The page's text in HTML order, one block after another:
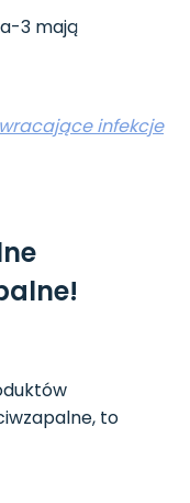
3 mają
infekcje
to